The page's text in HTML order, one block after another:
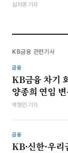
심지영 기자
KB금융 관련기사
금융
KB금융 차기
양종희 연임
박형민 기자
금융
KB·신한·우